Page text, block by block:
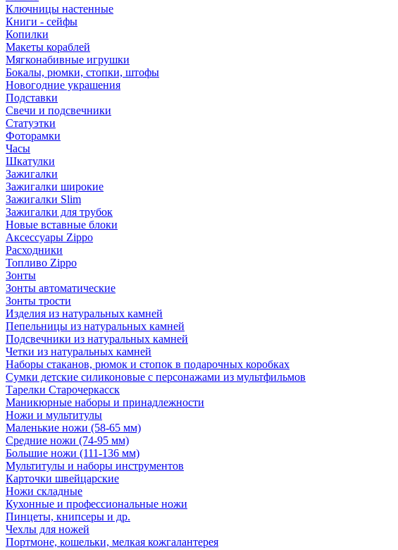
Ключницы настенные
Книги - сейфы
Копилки
Макеты кораблей
Мягконабивные игрушки
Бокалы, рюмки, стопки, штофы
Новогодние украшения
Подставки
Свечи и подсвечники
Статуэтки
Фоторамки
Часы
Шкатулки
Зажигалки
Зажигалки широкие
Зажигалки Slim
Зажигалки для трубок
Новые вставные блоки
Аксессуары Zippo
Расходники
Топливо Zippo
Зонты
Зонты автоматические
Зонты трости
Изделия из натуральных камней
Пепельницы из натуральных камней
Подсвечники из натуральных камней
Четки из натуральных камней
Наборы стаканов, рюмок и стопок в подарочных коробках
Сумки детские силиконовые с персонажами из мультфильмов
Тарелки Старочеркасск
Маникюрные наборы и принадлежности
Ножи и мультитулы
Маленькие ножи (58-65 мм)
Средние ножи (74-95 мм)
Большие ножи (111-136 мм)
Мультитулы и наборы инструментов
Карточки швейцарские
Ножи складные
Кухонные и профессиональные ножи
Пинцеты, книпсеры и др.
Чехлы для ножей
Портмоне, кошельки, мелкая кожгалантерея